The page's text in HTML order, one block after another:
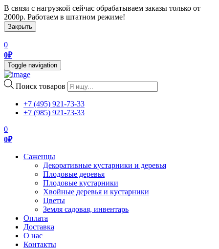
В связи с нагрузкой сейчас обрабатываем заказы только от
2000р. Работаем в штатном режиме!
Закрыть
0
0₽
Toggle navigation
Поиск товаров
+7 (495) 921-73-33
+7 (985) 921-73-33
0
0₽
Саженцы
Декоративные кустарники и деревья
Плодовые деревья
Плодовые кустарники
Хвойные деревья и кустарники
Цветы
Земля садовая, инвентарь
Оплата
Доставка
О нас
Контакты